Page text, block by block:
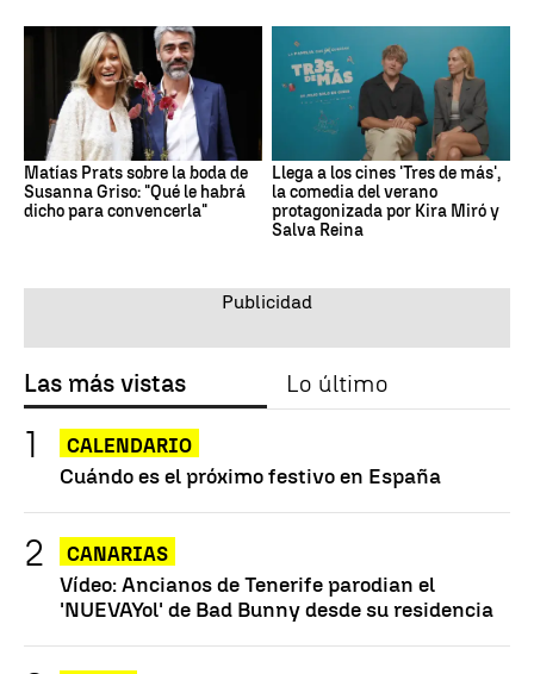
Matías Prats sobre la boda de
Susanna Griso: "Qué le habrá
dicho para convencerla"
Llega a los cines 'Tres de más',
la comedia del verano
protagonizada por Kira Miró y
Salva Reina
Las más vistas Lo último
CALENDARIO
Cuándo es el próximo festivo en España
CANARIAS
Vídeo: Ancianos de Tenerife parodian el
'NUEVAYol' de Bad Bunny desde su residencia